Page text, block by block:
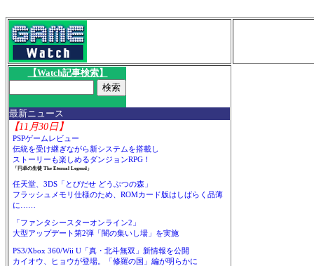
【Watch記事検索】
最新ニュース
【11月30日】
PSPゲームレビュー
伝統を受け継ぎながら新システムを搭載し
ストーリーも楽しめるダンジョンRPG！
「円卓の生徒 The Eternal Legend」
任天堂、3DS「とびだせ どうぶつの森」
フラッシュメモリ仕様のため、ROMカード版はしばらく品薄
に……
「ファンタシースターオンライン2」
大型アップデート第2弾「闇の集いし場」を実施
PS3/Xbox 360/Wii U「真・北斗無双」新情報を公開
カイオウ、ヒョウが登場。「修羅の国」編が明らかに